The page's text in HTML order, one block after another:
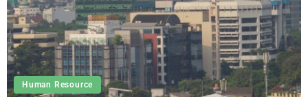
Human Resource